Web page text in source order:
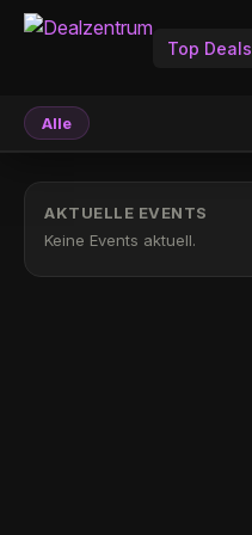
Top Deals
Alle
AKTUELLE EVENTS
Keine Events aktuell.